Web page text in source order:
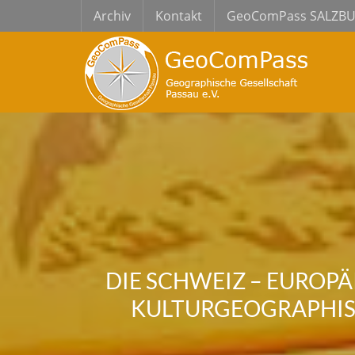
Archiv Kontakt GeoComPass
DIE SCHWEIZ –